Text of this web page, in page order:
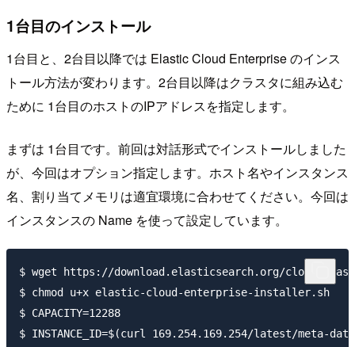
1台目のインストール
1台目と、2台目以降では Elastic Cloud Enterprise のインス
トール方法が変わります。2台目以降はクラスタに組み込む
ために 1台目のホストのIPアドレスを指定します。
まずは 1台目です。前回は対話形式でインストールしました
が、今回はオプション指定します。ホスト名やインスタンス
名、割り当てメモリは適宜環境に合わせてください。今回は
インスタンスの Name を使って設定しています。
$ wget https://download.elasticsearch.org/cloud/
$ chmod u+x elastic-cloud-enterprise-installer.sh
$ CAPACITY=12288
$ INSTANCE_ID=$(curl 169.254.169.254/latest/meta-